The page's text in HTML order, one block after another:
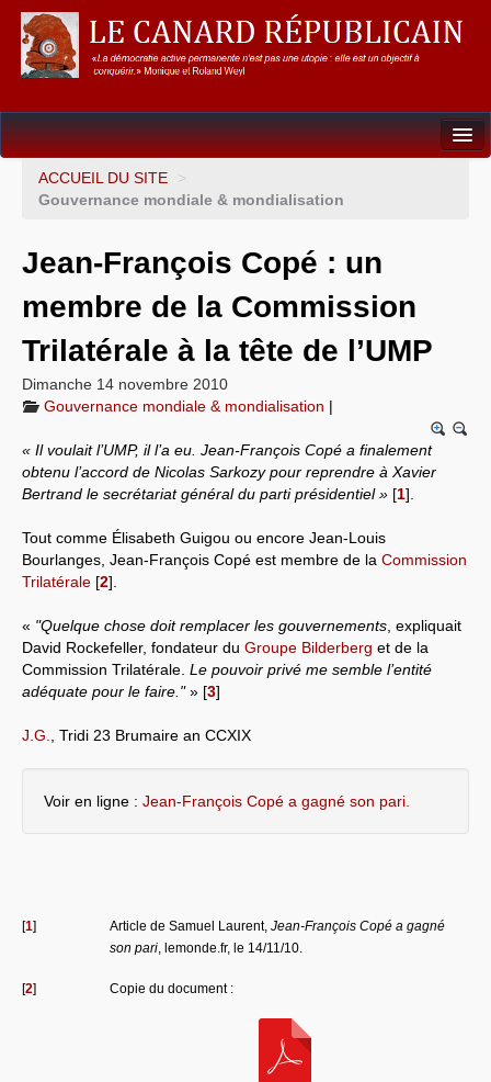
Dossiers
Points de repères
Un éléphant, ça trompe énormément !
Gouvernance mondiale & mondialisation
International
L’Empire américain
Nouvelles de l’antirépublique
Guerre en Ukraine
ACCUEIL DU SITE
>
Gouvernance mondiale & mondialisation
Jean-François Copé : un
membre de la Commission
Trilatérale à la tête de l’UMP
Dimanche 14 novembre 2010
Gouvernance mondiale & mondialisation |
« Il voulait l’UMP, il l’a eu. Jean-François Copé a finalement
obtenu l’accord de Nicolas Sarkozy pour reprendre à Xavier
Bertrand le secrétariat général du parti présidentiel » [1]
Tout comme Élisabeth Guigou ou encore Jean-Louis
Bourlanges, Jean-François Copé est membre de la Commission
Trilatérale [2]
« "Quelque chose doit remplacer les gouvernements , expliquait
David Rockefeller, fondateur du Groupe Bilderberg et de la
Commission Trilatérale. Le pouvoir privé me semble l’entité
adéquate pour le faire."» [3]
J.G. , Tridi 23 Brumaire an CCXIX
Voir en ligne : Jean-François Copé a gagné son pari.
[1] Article de Samuel Laurent, Jean-François Copé a gagné
son pari , lemonde.fr, le 14/11/10.
[2] Copie du document :